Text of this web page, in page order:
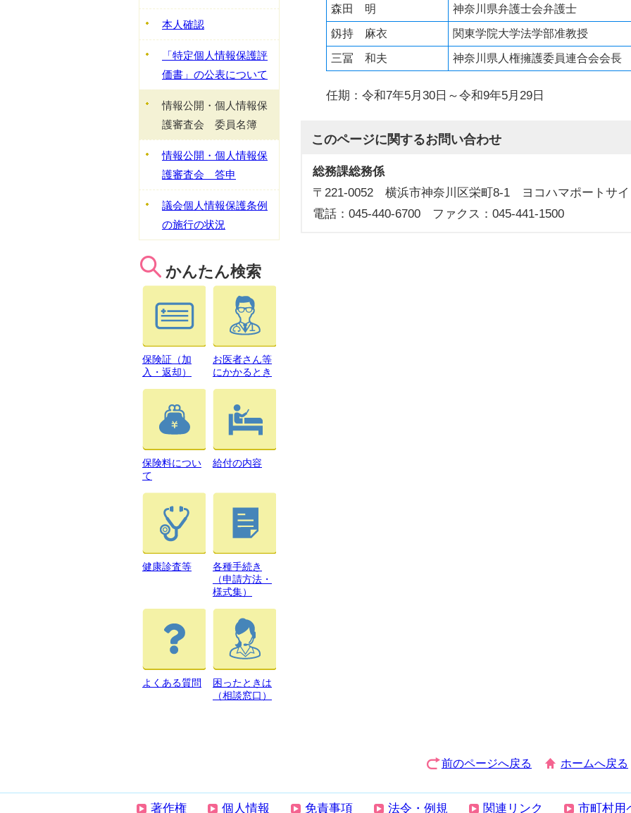
森田 明 神奈川県弁護士会弁護士
釼持 麻衣 関東学院大学法学部准教授
三冨 和夫 神奈川県人権擁護委員連合会会長
任期：令和7年5月30日～令和9年5月29日
このページに関するお問い合わせ
総務課総務係
〒221-0052 横浜市神奈川区栄町8-1 ヨコハマポートサイ
電話：045-440-6700 ファクス：045-441-1500
本人確認
「特定個人情報保護評
価書」の公表について
情報公開・個人情報保
護審査会 委員名簿
情報公開・個人情報保
護審査会 答申
議会個人情報保護条例
の施行の状況
かんたん検索
保険証（加
入・返却）
お医者さん等
にかかるとき
保険料につい
て
給付の内容
健康診査等
各種手続き
（申請方法・
様式集）
よくある質問
困ったときは
（相談窓口）
前のページへ戻る ホームへ戻る
著作権 個人情報 免責事項 法令・例規 関連リンク 市町村用